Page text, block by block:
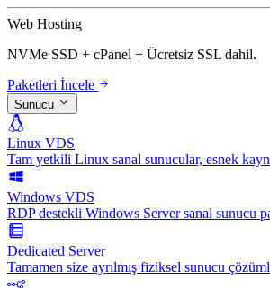
Web Hosting
NVMe SSD + cPanel + Ücretsiz SSL dahil.
Paketleri İncele
Sunucu
Linux VDS
Tam yetkili Linux sanal sunucular, esnek
Windows VDS
RDP destekli Windows Server sanal sunucu
Dedicated Server
Tamamen size ayrılmış fiziksel sunucu